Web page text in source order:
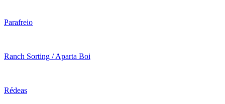
Parafreio
Ranch Sorting / Aparta Boi
Rédeas